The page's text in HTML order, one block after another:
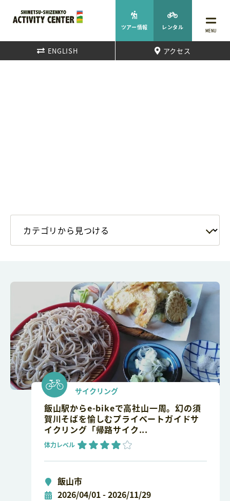
MENU
ツアー情報 レンタル
ENGLISH アクセス
サイクリング
飯山駅からe-bikeで高社山一周。幻の須
賀川そばを愉しむプライベートガイドサ
イクリング「帰路サイク...
体力レベル
飯山市
2026/04/01 - 2026/11/29